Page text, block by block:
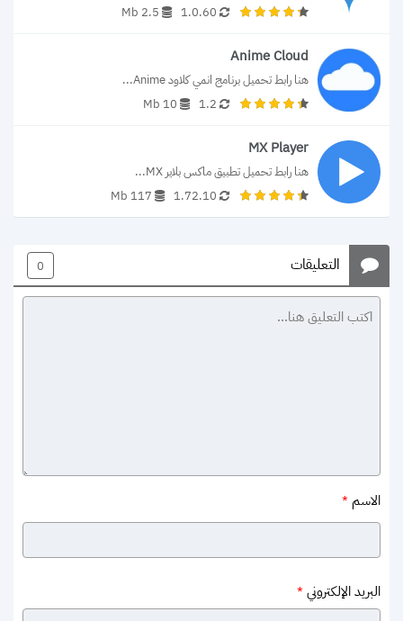
1.0.60
2.5 Mb
Anime Cloud
هنا رابط تحميل برنامج انمي كلاود Anime...
1.2
10 Mb
MX Player
هنا رابط تحميل تطبيق ماكس بلاير MX...
1.72.10
117 Mb
التعليقات 0
الاسم *
البريد الإلكتروني *